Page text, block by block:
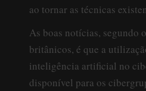
ao tornar as técnicas
As boas notícias, segundo
britânicos, é que a
inteligência artificial no
disponível para os